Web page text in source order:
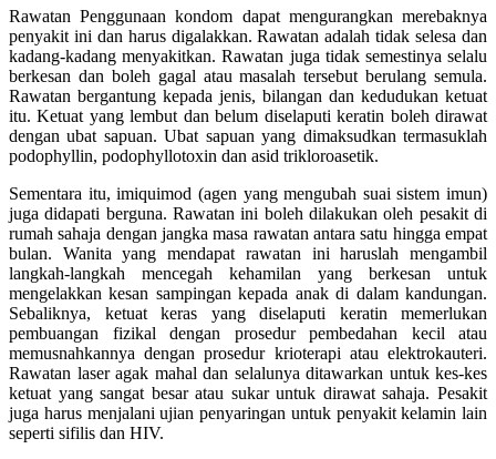
Rawatan Penggunaan kondom dapat mengurangkan merebaknya
penyakit ini dan harus digalakkan. Rawatan adalah tidak selesa dan
kadang-kadang menyakitkan. Rawatan juga tidak semestinya selalu
berkesan dan boleh gagal atau masalah tersebut berulang semula.
Rawatan bergantung kepada jenis, bilangan dan kedudukan ketuat
itu. Ketuat yang lembut dan belum diselaputi keratin boleh dirawat
dengan ubat sapuan. Ubat sapuan yang dimaksudkan termasuklah
podophyllin, podophyllotoxin dan asid trikloroasetik.
Sementara itu, imiquimod (agen yang mengubah suai sistem imun)
juga didapati berguna. Rawatan ini boleh dilakukan oleh pesakit di
rumah sahaja dengan jangka masa rawatan antara satu hingga empat
bulan. Wanita yang mendapat rawatan ini haruslah mengambil
langkah-langkah mencegah kehamilan yang berkesan untuk
mengelakkan kesan sampingan kepada anak di dalam kandungan.
Sebaliknya, ketuat keras yang diselaputi keratin memerlukan
pembuangan fizikal dengan prosedur pembedahan kecil atau
memusnahkannya dengan prosedur krioterapi atau elektrokauteri.
Rawatan laser agak mahal dan selalunya ditawarkan untuk kes-kes
ketuat yang sangat besar atau sukar untuk dirawat sahaja. Pesakit
juga harus menjalani ujian penyaringan untuk penyakit kelamin lain
seperti sifilis dan HIV.